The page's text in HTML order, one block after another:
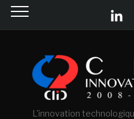
L'innovation